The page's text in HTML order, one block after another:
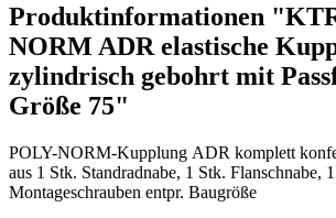
Produktinformationen
NORM ADR elastische
zylindrisch gebohrt mit
Größe 75"
POLY-NORM-Kupplung ADR komplett
aus 1 Stk. Standradnabe, 1 Stk. Flanschnabe,
Montageschrauben entpr. Baugröße